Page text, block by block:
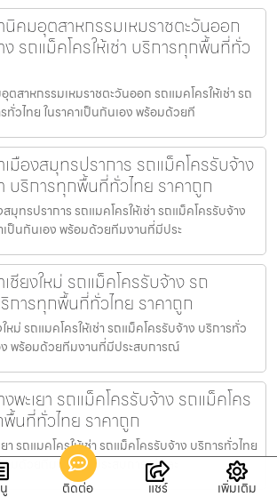
นิคมอุตสาหกรรมเหมราชตะวันออก
รถแม็คโครให้เช่า บริการทุกพื้นที่ทั่ว
ตสาหกรรมเหมราชตะวันออก รถแมคโครให้เช่า รถ
ทั่วไทย ในราคาเป็นกันเอง พร้อมด้วยที
เมืองสมุทรปราการ รถแม็คโครรับจ้าง
บริการทุกพื้นที่ทั่วไทย ราคาถูก
สมุทรปราการ รถแมคโครให้เช่า รถแม็คโครรับจ้าง
เป็นกันเอง พร้อมด้วยทีมงานที่มีประ
เชียงใหม่ รถแม็คโครรับจ้าง รถ
ริการทุกพื้นที่ทั่วไทย ราคาถูก
ใหม่ รถแมคโครให้เช่า รถแม็คโครรับจ้าง บริการทั่ว
ง พร้อมด้วยทีมงานที่มีประสบการณ์
พะเยา รถแม็คโครรับจ้าง รถแม็คโคร
พื้นที่ทั่วไทย ราคาถูก
า รถแมคโครให้เช่า รถแม็คโครรับจ้าง บริการทั่วไทย
ร้อมด้วยทีมงานที่มีประสบการณ์ และ
ติดต่อ แชร์ เพิ่มเติม